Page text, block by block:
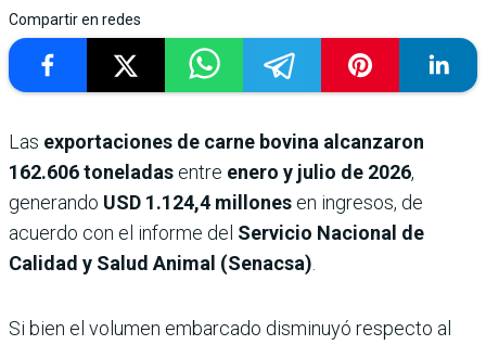
Compartir en redes
Las exportaciones de carne bovina alcanzaron
162.606 toneladas entre enero y julio de 2026,
generando USD 1.124,4 millones en ingresos, de
acuerdo con el informe del Servicio Nacional de
Calidad y Salud Animal (Senacsa)
Si bien el volumen embarcado disminuyó respecto al